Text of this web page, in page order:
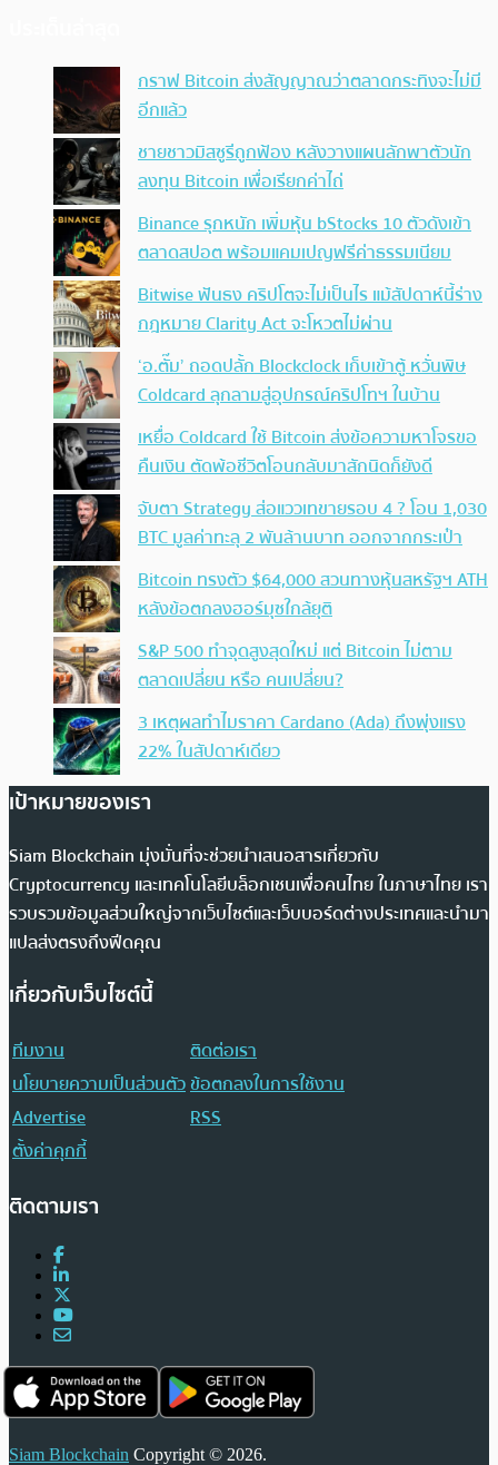
กราฟ Bitcoin ส่งสัญญาณว่าตลาดกระทิงจะไม่มี
อีกแล้ว
ชายชาวมิสซูรีถูกฟ้อง หลังวางแผนลักพาตัวนัก
ลงทุน Bitcoin เพื่อเรียกค่าไถ่
Binance รุกหนัก เพิ่มหุ้น bStocks 10 ตัวดังเข้า
ตลาดสปอต พร้อมแคมเปญฟรีค่าธรรมเนียม
Bitwise ฟันธง คริปโตจะไม่เป็นไร แม้สัปดาห์นี้ร่าง
กฎหมาย Clarity Act จะโหวตไม่ผ่าน
‘อ.ตั๊ม’ ถอดปลั้ก Blockclock เก็บเข้าตู้ หวั่นพิษ
Coldcard ลุกลามสู่อุปกรณ์คริปโทฯ ในบ้าน
เหยื่อ Coldcard ใช้ Bitcoin ส่งข้อความหาโจรขอ
คืนเงิน ตัดพ้อชีวิตโอนกลับมาสักนิดก็ยังดี
จับตา Strategy ส่อแววเทขายรอบ 4 ? โอน 1,030
BTC มูลค่าทะลุ 2 พันล้านบาท ออกจากกระเป๋า
Bitcoin ทรงตัว $64,000 สวนทางหุ้นสหรัฐฯ ATH
หลังข้อตกลงฮอร์มุซใกล้ยุติ
S&P 500 ทำจุดสูงสุดใหม่ แต่ Bitcoin ไม่ตาม
ตลาดเปลี่ยน หรือ คนเปลี่ยน?
3 เหตุผลทำไมราคา Cardano (Ada) ถึงพุ่งแรง
22% ในสัปดาห์เดียว
เป้าหมายของเรา
Siam Blockchain มุ่งมั่นที่จะช่วยนำเสนอสารเกี่ยวกับ
Cryptocurrency และเทคโนโลยีบล็อกเชนเพื่อคนไทย ในภาษาไทย เรา
รวบรวมข้อมูลส่วนใหญ่จากเว็บไซต์และเว็บบอร์ดต่างประเทศและนำมา
แปลส่งตรงถึงฟีดคุณ
เกี่ยวกับเว็บไซต์นี้
ทีมงาน
ติดต่อเรา
นโยบายความเป็นส่วนตัวข้อตกลงในการใช้งาน
Advertise
RSS
ตั้งค่าคุกกี้
ติดตามเรา
Siam Blockchain Copyright © 2026.